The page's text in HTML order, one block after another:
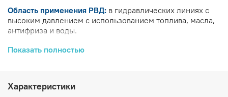
Область применения РВД: в гидравлических линиях с
высоким давлением с использованием топлива, масла,
антифриза и воды.
Внутренний слой РВД:
оплетка.
Показать полностью
Характеристики